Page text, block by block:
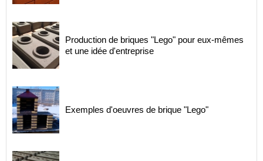
Production de briques "Lego" pour eux-mêmes
et une idée d'entreprise
Exemples d'oeuvres de brique "Lego"